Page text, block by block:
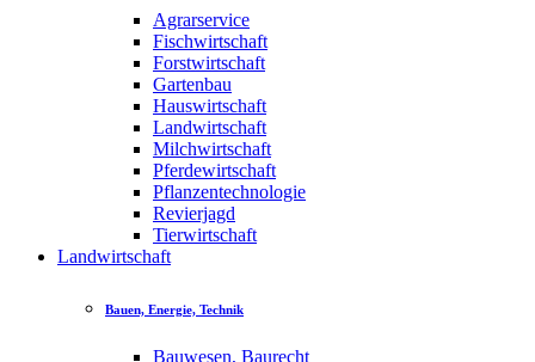
Agrarservice
Fischwirtschaft
Forstwirtschaft
Gartenbau
Hauswirtschaft
Landwirtschaft
Milchwirtschaft
Pferdewirtschaft
Pflanzentechnologie
Revierjagd
Tierwirtschaft
Landwirtschaft
Bauen, Energie, Technik
Bauwesen, Baurecht